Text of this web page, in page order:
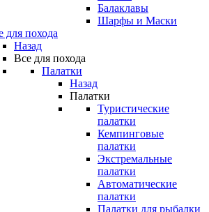
Балаклавы
Шарфы и Маски
для похода
Назад
Все для похода
Палатки
Назад
Палатки
Туристические
палатки
Кемпинговые
палатки
Экстремальные
палатки
Автоматические
палатки
Палатки для рыбалки